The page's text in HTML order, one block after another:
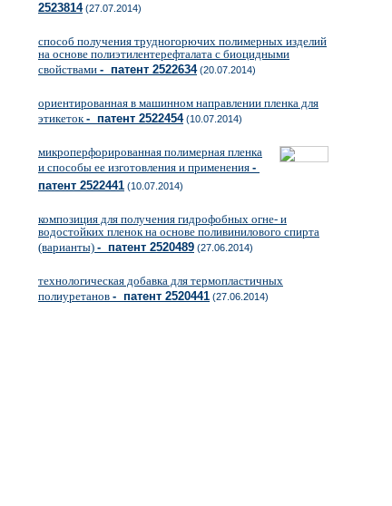
2523814(27.07.2014)
способ получения трудногорючих полимерных изделий
на основе полиэтилентерефталата с биоцидными
свойствами - патент 2522634(20.07.2014)
ориентированная в машинном направлении пленка для
этикеток- патент 2522454(10.07.2014)
микроперфорированная полимерная пленка
и способы ее изготовления и применения -
патент 2522441 (10.07.2014)
композиция для получения гидрофобных огне- и
водостойких пленок на основе поливинилового спирта
(варианты) - патент 2520489 (27.06.2014)
технологическая добавка для термопластичных
полиуретанов - патент 2520441 (27.06.2014)